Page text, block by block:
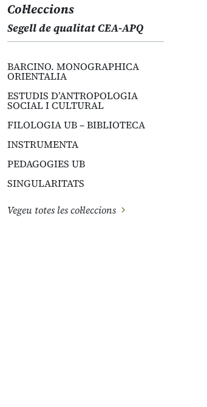
Col·leccions
Segell de qualitat CEA-APQ
BARCINO. MONOGRAPHICA
ORIENTALIA
ESTUDIS D’ANTROPOLOGIA
SOCIAL I CULTURAL
FILOLOGIA UB – BIBLIOTECA
INSTRUMENTA
PEDAGOGIES UB
SINGULARITATS
Vegeu totes les col·leccions